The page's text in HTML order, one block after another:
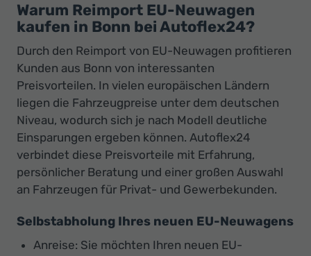
Warum Reimport EU-Neuwagen
kaufen in Bonn bei Autoflex24?
Durch den Reimport von EU-Neuwagen profitieren
Kunden aus Bonn von interessanten
Preisvorteilen. In vielen europäischen Ländern
liegen die Fahrzeugpreise unter dem deutschen
Niveau, wodurch sich je nach Modell deutliche
Einsparungen ergeben können. Autoflex24
verbindet diese Preisvorteile mit Erfahrung,
persönlicher Beratung und einer großen Auswahl
an Fahrzeugen für Privat- und Gewerbekunden.
Selbstabholung Ihres neuen EU-Neuwagens
Anreise: Sie möchten Ihren neuen EU-